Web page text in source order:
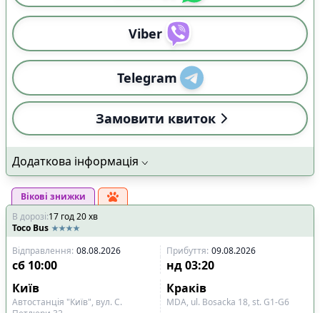
Viber
Telegram
Замовити квиток
Додаткова інформація
Вікові знижки
В дорозі:17 год20хв
Toco Bus
Відправлення: 08.08.2026 Прибуття: 09.08.2026
сб 10:00 нд 03:20
Київ
Краків
Автостанція "Київ", вул. С.
MDA, ul. Bosacka 18, st. G1-G6